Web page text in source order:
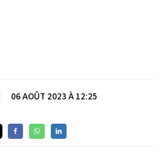
06 AOÛT 2023 À 12:25